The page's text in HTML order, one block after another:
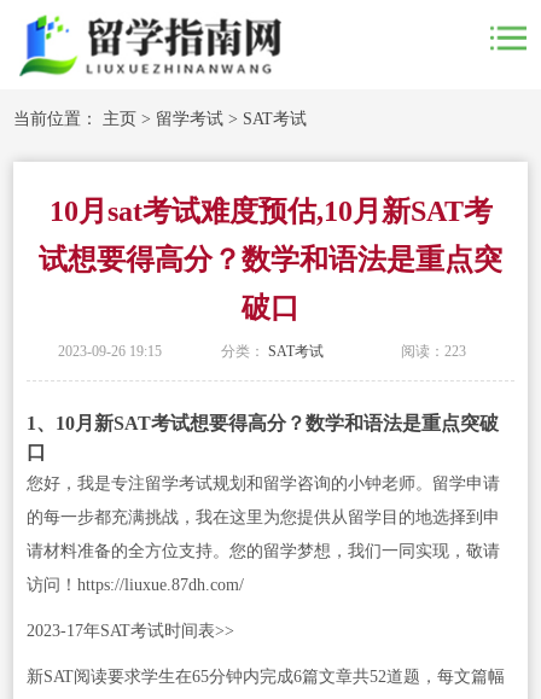
当前位置： 主页 > 留学考试 > SAT考试
10月sat考试难度预估,10月新SAT考
试想要得高分？数学和语法是重点突
破口
2023-09-26 19:15 分类：SAT考试 阅读：223
1、10月新SAT考试想要得高分？数学和语法是重点突破
口
您好，我是专注留学考试规划和留学咨询的小钟老师。留学申请
的每一步都充满挑战，我在这里为您提供从留学目的地选择到申
请材料准备的全方位支持。您的留学梦想，我们一同实现，敬请
访问！https://liuxue.87dh.com/
2023-17年SAT考试时间表>>
新SAT阅读要求学生在65分钟内完成6篇文章共52道题，每文篇幅